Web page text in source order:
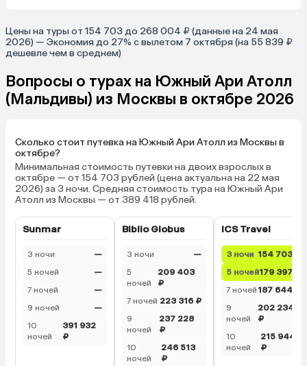
Цены на туры от 154 703 до 268 004 ₽ (данные на 24 мая
2026) — Экономия до 27% с вылетом 7 октября (на 55 839 ₽
дешевле чем в среднем)
Вопросы о турах на Южный Ари Атолл
(Мальдивы) из Москвы в октябре 2026
Сколько стоит путевка на Южный Ари Атолл из Москвы в
октябре?
Минимальная стоимость путевки на двоих взрослых в
октябре — от 154 703 рублей (цена актуальна на 22 мая
2026) за 3 ночи. Средняя стоимость тура на Южный Ари
Атолл из Москвы — от 389 418 рублей.
Sunmar
3 ночи
—
5 ночей
—
7 ночей
—
9 ночей
—
10
ночей
391 932
₽
Biblio Globus
3 ночи
—
5
ночей
209 403
₽
7 ночей 223 316 ₽
9
ночей
237 228
₽
10
ночей
246 513
₽
ICS Travel
3 ночи 154 703 ₽
5 ночей179 397 ₽
7 ночей 187 644 ₽
9
ночей
202 234
₽
10
ночей
215 944
₽